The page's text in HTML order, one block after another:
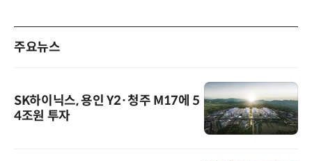
주요뉴스
SK하이닉스, 용인 Y2·청주 M17에 5
4조원 투자